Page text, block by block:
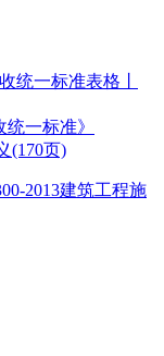
统一标准表格丨
一标准》
(170页)
2013建筑工程施